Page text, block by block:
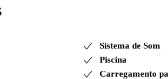
Sistema de Som
Piscina
Carregamento